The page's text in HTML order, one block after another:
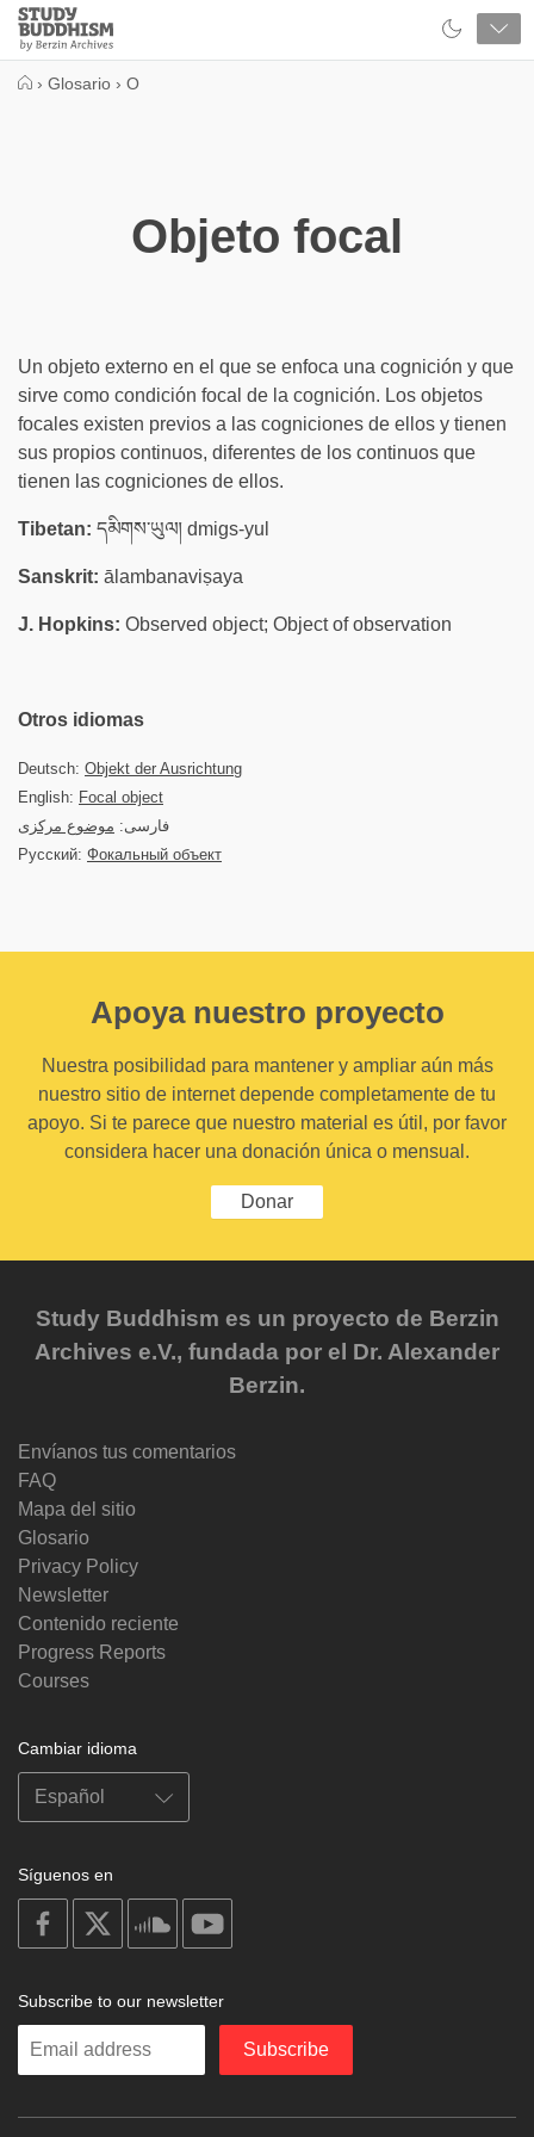
Close
Study
Buddhism
› Glosario › O
Objeto focal
Un objeto externo en el que se enfoca una cognición y que
sirve como condición focal de la cognición. Los objetos
focales existen previos a las cogniciones de ellos y tienen
sus propios continuos, diferentes de los continuos que
tienen las cogniciones de ellos.
Tibetan: དམིགས་ཡུལ། dmigs-yul
Sanskrit: ālambanaviṣaya
J. Hopkins: Observed object; Object of observation
Otros idiomas
Deutsch: Objekt der Ausrichtung
English: Focal object
فارسی: موضوع مرکزی
Русский: Фокальный объект
Apoya nuestro proyecto
Nuestra posibilidad para mantener y ampliar aún más
nuestro sitio de internet depende completamente de tu
apoyo. Si te parece que nuestro material es útil, por favor
considera hacer una donación única o mensual.
Donar
Study Buddhism es un proyecto de Berzin
Archives e.V., fundada por el Dr. Alexander
Berzin.
Envíanos tus comentarios
FAQ
Mapa del sitio
Glosario
Privacy Policy
Newsletter
Contenido reciente
Progress Reports
Courses
Cambiar idioma
Síguenos en
on
facebook
soundcloud
Subscribe to our newsletter
Enter
Subscribe